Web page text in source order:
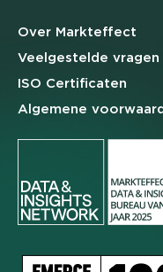
Over Markteffect
Veelgestelde vragen
ISO Certificaten
Algemene